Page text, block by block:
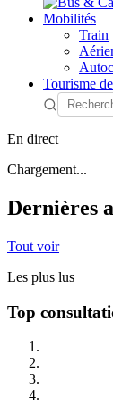
Mobilités
Train
Tourisme
En direct
Chargement...
Dernières
Tout voir
Les plus lus
Top